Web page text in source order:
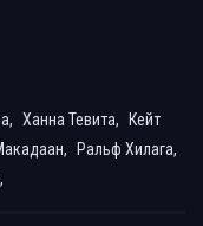
Ханна Тевита,
Кейт
Ральф Хилага,